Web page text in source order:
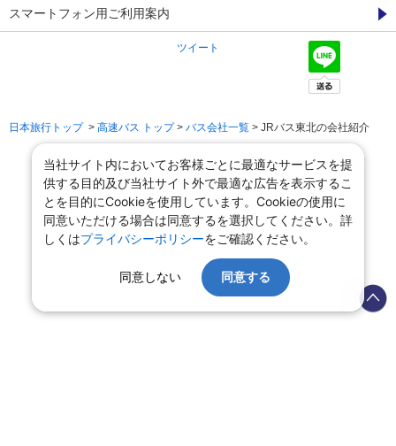
スマートフォン用ご利用案内
ツイート
日本旅行トップ> 高速バス トップ> バス会社一覧 > JRバス東北の会社紹介
当社サイト内においてお客様ごとに最適なサービスを提
供する目的及び当社サイト外で最適な広告を表示するこ
とを目的にCookieを使用しています。Cookieの使用に
同意いただける場合は同意するを選択してください。詳
しくはプライバシーポリシーをご確認ください。
同意しない 同意する